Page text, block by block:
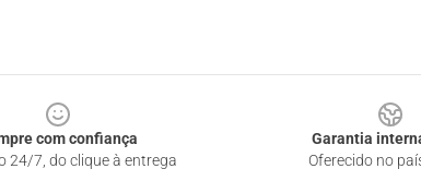
com confiança
24/7, do clique à entrega
Garantia
Oferecido no